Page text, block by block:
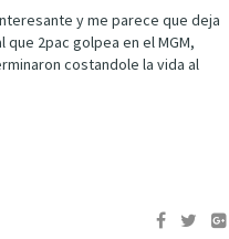
y me parece que deja
2pac golpea en el MGM,
costandole la vida al